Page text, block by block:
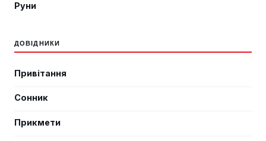
Руни
ДОВІДНИКИ
Привітання
Сонник
Прикмети